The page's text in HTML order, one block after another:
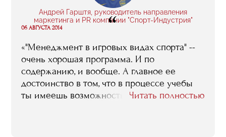
Андрей Гарштя, руководитель направления
маркетинга и PR компании "Спорт-Индустрия"
“
06 АВГУСТА 2014
«"Менеджмент в игровых видах спорта" --
очень хорошая программа. И по
содержанию, и вообще. А главное ее
достоинство в том, что в процессе учебы
ты имеешь возможность в течение целого
Читать полностью